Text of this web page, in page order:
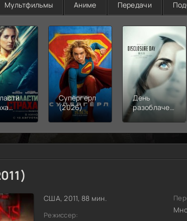
Мультфильмы Аниме Передачи
Супергерл
(2026)
День
разоблачения
США, 2011, 88 мин.
Режиссер: